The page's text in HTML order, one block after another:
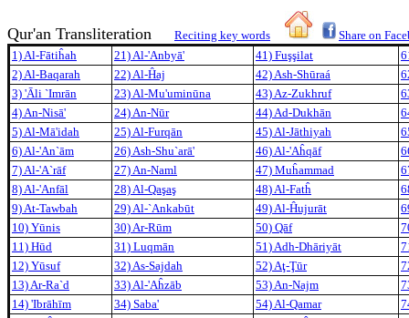
Qur'an Transliteration Reciting key words
Share on
1) Al-Fātiĥah
21) Al-'Anbyā' 41) Fuşşilat
2) Al-Baqarah
22) Al-Ĥaj 42) Ash-Shūraá
3) 'Āli `Imrān
23) Al-Mu'uminūna 43) Az-Zukhruf
4) An-Nisā'
24) An-Nūr 44) Ad-Dukhān
5) Al-Mā'idah
25) Al-Furqān 45) Al-Jāthiyah
6) Al-'An`ām
26) Ash-Shu`arā' 46) Al-'Aĥqāf
7) Al-'A`rāf
27) An-Naml 47) Muĥammad
8) Al-'Anfāl
28) Al-Qaşaş 48) Al-Fatĥ
9) At-Tawbah
29) Al-`Ankabūt 49) Al-Ĥujurāt
10) Yūnis
30) Ar-Rūm 50) Qāf
11) Hūd
31) Luqmān 51) Adh-Dhāriyāt
12) Yūsuf
32) As-Sajdah 52) Aţ-Ţūr
13) Ar-Ra`d
33) Al-'Aĥzāb 53) An-Najm
14) 'Ibrāhīm
34) Saba' 54) Al-Qamar